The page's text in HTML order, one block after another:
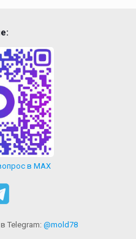
в MAX
Telegram: @mold78